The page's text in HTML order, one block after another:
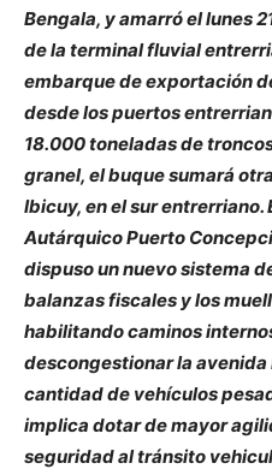
Bengala, y amarró el lunes
de la terminal fluvial
embarque de exportación
desde los puertos
18.000 toneladas de
granel, el buque sumará
Ibicuy, en el sur
Autárquico Puerto
dispuso un nuevo sistema
balanzas fiscales y los
habilitando caminos
descongestionar la avenida
cantidad de vehículos
implica dotar de mayor
seguridad al tránsito